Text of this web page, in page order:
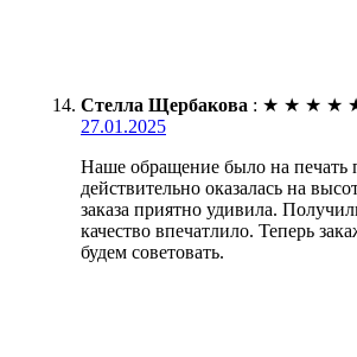
Стелла Щербакова : ★ ★ ★ ★
27.01.2025
Наше обращение было на печать
действительно оказалась на
заказа приятно удивила.
качество впечатлило. Теперь
будем советовать.